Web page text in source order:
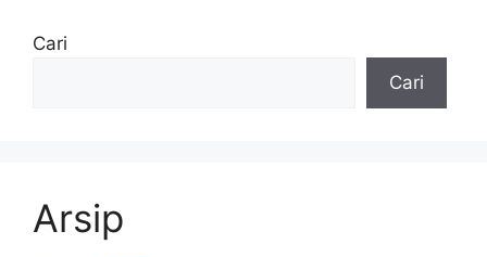
Cari
Cari
Arsip